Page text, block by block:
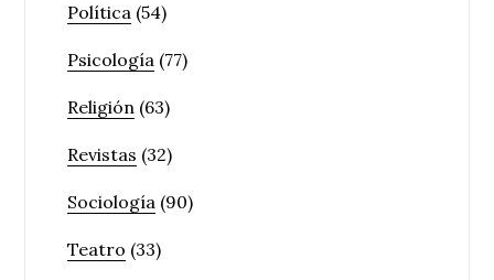
Política (54)
Psicología (77)
Religión (63)
Revistas (32)
Sociología (90)
Teatro (33)